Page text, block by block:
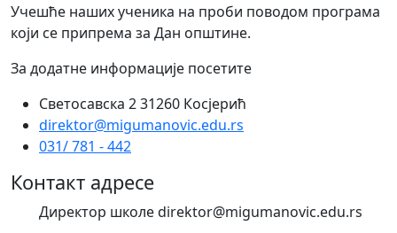
Учешће наших ученика на проби поводом програма
који се припрема за Дан општине.
За додатне информације посетите
Светосавска 2 31260 Косјерић
direktor@migumanovic.edu.rs
031/ 781 - 442
Контакт адресе
Директор школе direktor@migumanovic.edu.rs